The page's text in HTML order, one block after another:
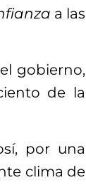
a las
gobierno,
de la
por una
clima de